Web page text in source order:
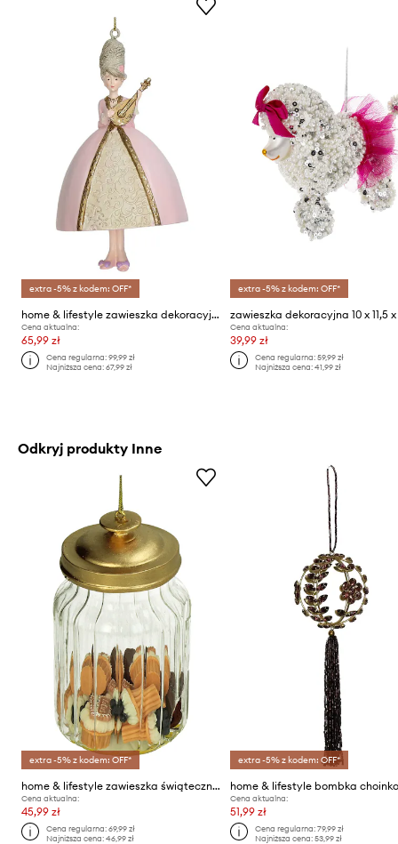
extra -5% z kodem: OFF*
home & lifestyle zawieszka dekoracyjna
Cena aktualna:
65,99 zł
Cena regularna:99,99 zł
Najniższa cena:67,99 zł
extra -5% z kodem: OFF*
Cena aktualna:
39,99 zł
Cena regularna: 59,99 zł
Najniższa cena: 41,99 zł
Odkryj produkty Inne
extra -5% z kodem: OFF*
home & lifestyle zawieszka świąteczna 10,2 x 6,1 x 6,1 cm
Cena aktualna:
45,99 zł
Cena regularna:69,99 zł
Najniższa cena:46,99 zł
extra -5% z kodem: OFF*
home & lifestyle bombka
Cena aktualna:
51,99 zł
Cena regularna: 79,99 zł
Najniższa cena: 53,99 zł